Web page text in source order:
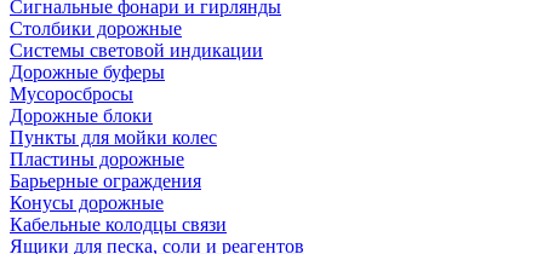
Сигнальные фонари и гирлянды
Столбики дорожные
Системы световой индикации
Дорожные буферы
Мусоросбросы
Дорожные блоки
Пункты для мойки колес
Пластины дорожные
Барьерные ограждения
Конусы дорожные
Кабельные колодцы связи
Ящики для песка, соли и реагентов